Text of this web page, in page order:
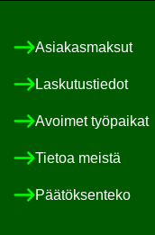
Asia­kas­mak­sut
Las­ku­tus­tie­dot
Avoi­met työ­pai­kat
Tie­toa meis­tä
Pää­tök­sen­te­ko